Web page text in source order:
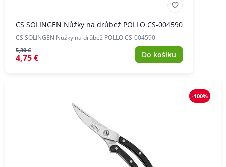
CS SOLINGEN Nůžky na drůbež POLLO CS-004590
CS SOLINGEN Nůžky na drůbež POLLO CS-004590
5,30 €
4,75 € Do košíku
-100%